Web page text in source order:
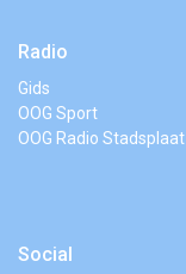
Radio
Gids
OOG Sport
OOG Radio Stadsplaat
Social